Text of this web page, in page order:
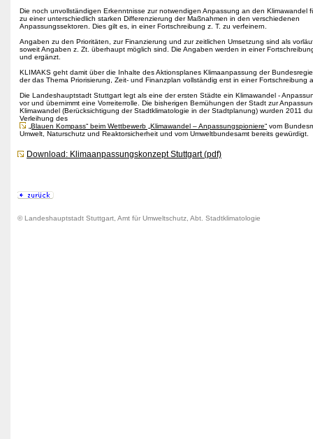
Die noch unvollständigen Erkenntnisse zur notwendigen Anpassung an den Klimawandel
zu einer unterschiedlich starken Differenzierung der Maßnahmen in den verschiedenen
Anpassungssektoren. Dies gilt es, in einer Fortschreibung z. T. zu verfeinern.
Angaben zu den Prioritäten, zur Finanzierung und zur zeitlichen Umsetzung sind als
soweit Angaben z. Zt. überhaupt möglich sind. Die Angaben werden in einer
und ergänzt.
KLIMAKS geht damit über die Inhalte des Aktionsplanes Klimaanpassung der
der das Thema Priorisierung, Zeit- und Finanzplan vollständig erst in einer Fortschreibung
Die Landeshauptstadt Stuttgart legt als eine der ersten Städte ein Klimawandel -
vor und übernimmt eine Vorreiterrolle. Die bisherigen Bemühungen der Stadt zur
Klimawandel (Berücksichtigung der Stadtklimatologie in der Stadtplanung) wurden 2011
Verleihung des
„Blauen Kompass“ beim Wettbewerb „Klimawandel – Anpassungspioniere“ vom
Umwelt, Naturschutz und Reaktorsicherheit und vom Umweltbundesamt bereits gewürdigt.
Download: Klimaanpassungskonzept Stuttgart (pdf)
© Landeshauptstadt Stuttgart, Amt für Umweltschutz, Abt. Stadtklimatologie